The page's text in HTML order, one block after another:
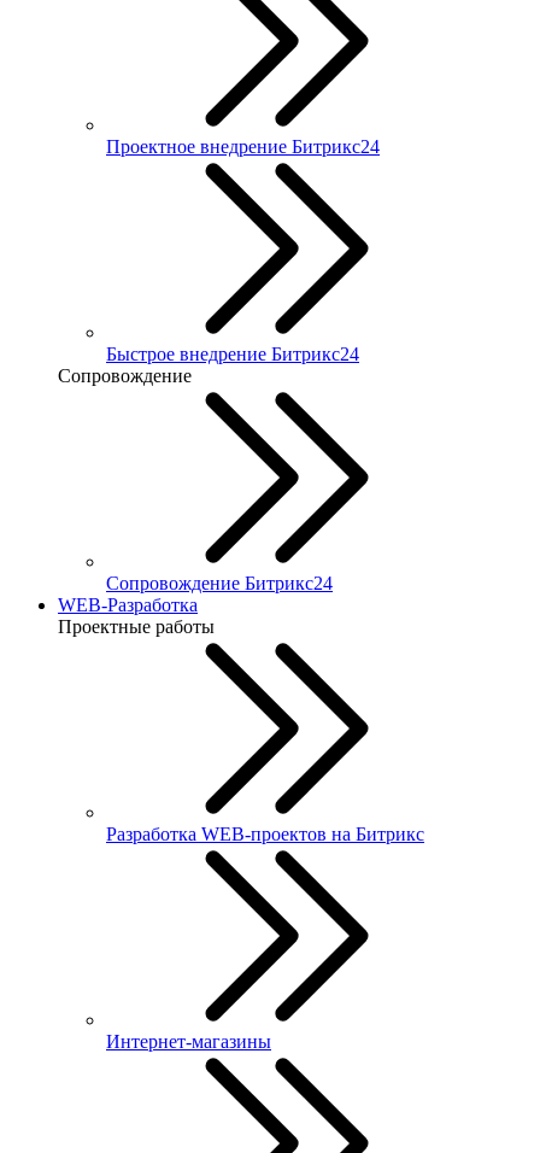
Проектное внедрение Битрикс24
Быстрое внедрение Битрикс24
Сопровождение
Сопровождение Битрикс24
WEB-Разработка
Проектные работы
Разработка WEB-проектов на Битрикс
Интернет-магазины